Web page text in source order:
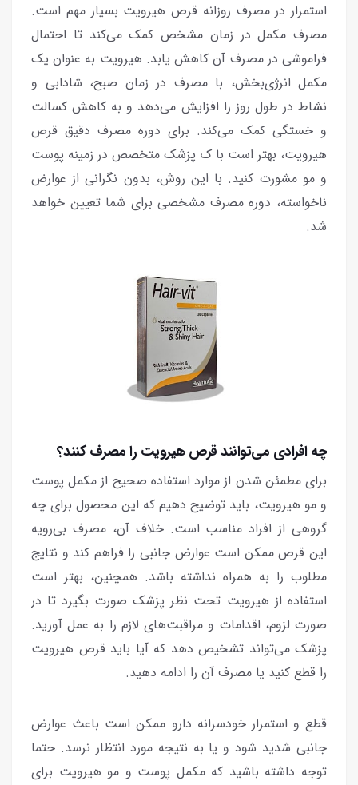
استمرار در مصرف روزانه قرص هیرویت بسیار مهم است.
مصرف مکمل در زمان مشخص کمک می‌کند تا احتمال
فراموشی در مصرف آن کاهش یابد. هیرویت به عنوان یک
مکمل انرژی‌بخش، با مصرف در زمان صبح، شادابی و
نشاط در طول روز را افزایش می‌دهد و به کاهش کسالت
و خستگی کمک می‌کند. برای دوره مصرف دقیق قرص
هیرویت، بهتر است با ک پزشک متخصص در زمینه پوست
و مو مشورت کنید. با این روش، بدون نگرانی از عوارض
ناخواسته، دوره مصرف مشخصی برای شما تعیین خواهد
شد.
چه افرادی می‌توانند قرص هیرویت را مصرف کنند؟
برای مطمئن شدن از موارد استفاده صحیح از مکمل پوست
و مو هیرویت، باید توضیح دهیم که این محصول برای چه
گروهی از افراد مناسب است. خلاف آن، مصرف بی‌رویه
این قرص ممکن است عوارض جانبی را فراهم کند و نتایج
مطلوب را به همراه نداشته باشد. همچنین، بهتر است
استفاده از هیرویت تحت نظر پزشک صورت بگیرد تا در
صورت لزوم، اقدامات و مراقبت‌های لازم را به عمل آورید.
پزشک می‌تواند تشخیص دهد که آیا باید قرص هیرویت
را قطع کنید یا مصرف آن را ادامه دهید.
قطع و استمرار خودسرانه دارو ممکن است باعث عوارض
جانبی شدید شود و یا به نتیجه مورد انتظار نرسد. حتما
توجه داشته باشید که مکمل پوست و مو هیرویت برای